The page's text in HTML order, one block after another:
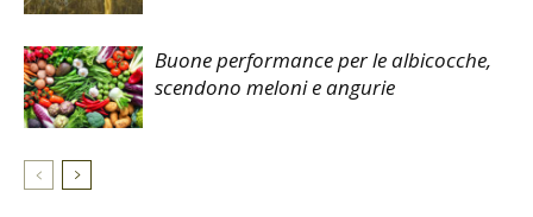
Buone performance per le albicocche,
scendono meloni e angurie